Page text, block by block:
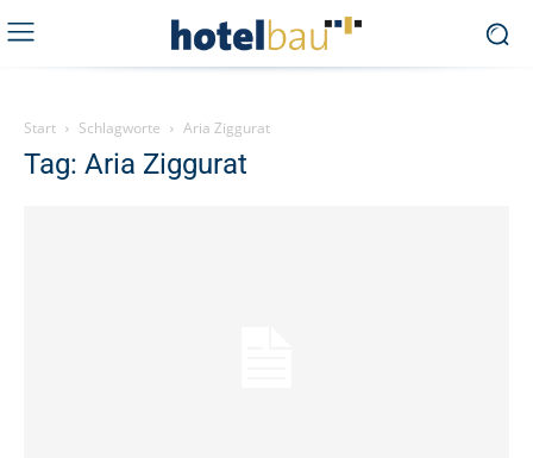
Start Schlagworte Aria Ziggurat
Tag: Aria Ziggurat